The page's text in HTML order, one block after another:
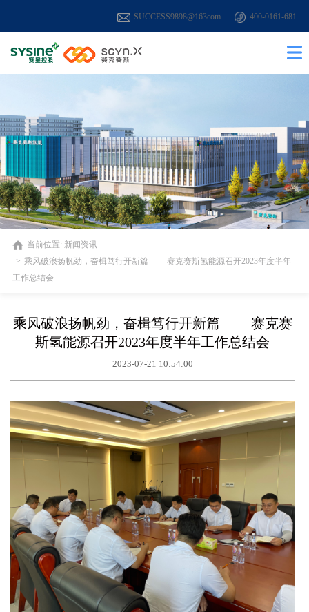
SUCCESS9898@163com 400-0161-681
当前位置: 新闻资讯
乘风破浪扬帆劲，奋楫笃行开新篇 ——赛克赛斯氢能源召开2023年度半年
工作总结会
乘风破浪扬帆劲，奋楫笃行开新篇 ——赛克赛
斯氢能源召开2023年度半年工作总结会
2023-07-21 10:54:00